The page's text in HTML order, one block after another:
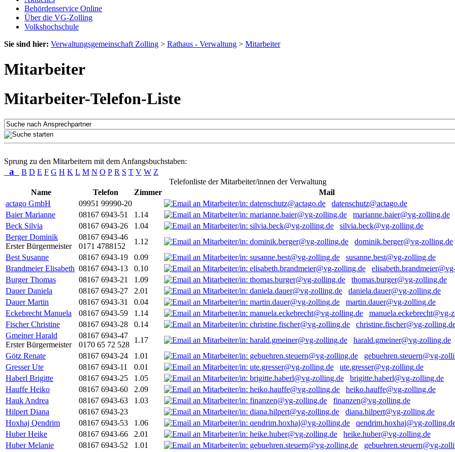
Behördenservice Online
Über die VG-Zolling
Volkshochschule
Sie sind hier: Verwaltungsgemeinschaft Zolling > Rathaus - Verwaltung > Mitarbeiter
Mitarbeiter
Mitarbeiter-Telefon-Liste
Sprung zu den Mitarbeitern mit dem Anfangsbuchstaben:
a B D E F G H K L M N O P R S T V W Z
Telefonliste der Mitarbeiter/innen der Verwaltung
Name
Telefon Zimmer
Mail
actago GmbH
09951 99990-20
datenschutz@actago.de
Baier Marianne
08167 6943-51 1.14
marianne.baier@vg-zolling.de
Beck Silvia
08167 6943-26 1.04
silvia.beck@vg-zolling.de
Berger Dominik
Erster Bürgermeister
08167 6943-46
0171 4788152
1.12
dominik.berger@vg-zolling.de
Best Susanne
08167 6943-19 0.09
susanne.best@vg-zolling.de
Brandmeier Elisabeth 08167 6943-13 0.10
Burger Thomas
08167 6943-21 1.09
thomas.burger@vg-zolling.de
Dauer Daniela
08167 6943-27 2.01
daniela.dauer@vg-zolling.de
Dauer Martin
08167 6943-31 0.04
martin.dauer@vg-zolling.de
Eckebrecht Manuela
08167 6943-59 1.14
manuela.eckebrecht@vg-
Fischer Christine
08167 6943-28 0.14
christine.fischer@vg-
Gmeiner Harald
Erster Bürgermeister
08167 6943-47
0170 65 72 528
1.17
harald.gmeiner@vg-zolling.de
Götz Renate
08167 6943-24 1.01
gebuehren.steuern@vg-
Gresser Ute
08167 6943-11 0.01
ute.gresser@vg-zolling.de
Haberl Brigitte
08167 6943-25 1.05
brigitte.haberl@vg-zolling.de
Hauffe Heiko
08167 6943-60 2.09
heiko.hauffe@vg-zolling.de
Hauk Andrea
08167 6943-63 1.03
finanzen@vg-zolling.de
Hilpert Diana
08167 6943-23
diana.hilpert@vg-zolling.de
Hoxhaj Qendrim
08167 6943-53 1.06
qendrim.hoxhaj@vg-
Huber Heike
08167 6943-66 2.01
heike.huber@vg-zolling.de
Huber Melanie
08167 6943-52 1.01
gebuehren.steuern@vg-